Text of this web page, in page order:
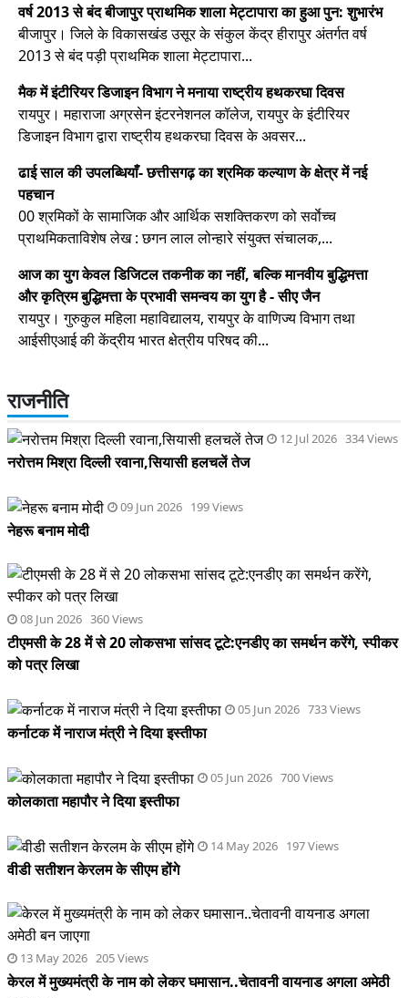
वर्ष 2013 से बंद बीजापुर प्राथमिक शाला मेट्टापारा का हुआ पुन: शुभारंभ
बीजापुर। जिले के विकासखंड उसूर के संकुल केंद्र हीरापुर अंतर्गत वर्ष
2013 से बंद पड़ी प्राथमिक शाला मेट्टापारा...
मैक में इंटीरियर डिजाइन विभाग ने मनाया राष्ट्रीय हथकरघा दिवस
रायपुर। महाराजा अग्रसेन इंटरनेशनल कॉलेज, रायपुर के इंटीरियर
डिजाइन विभाग द्वारा राष्ट्रीय हथकरघा दिवस के अवसर...
ढाई साल की उपलब्धियाँ- छत्तीसगढ़ का श्रमिक कल्याण के क्षेत्र में नई
पहचान
00 श्रमिकों के सामाजिक और आर्थिक सशक्तिकरण को सर्वाेच्च
प्राथमिकताविशेष लेख : छगन लाल लोन्हारे संयुक्त संचालक,...
आज का युग केवल डिजिटल तकनीक का नहीं, बल्कि मानवीय बुद्धिमत्ता
और कृत्रिम बुद्धिमत्ता के प्रभावी समन्वय का युग है - सीए जैन
रायपुर। गुरुकुल महिला महाविद्यालय, रायपुर के वाणिज्य विभाग तथा
आईसीएआई की केंद्रीय भारत क्षेत्रीय परिषद की...
राजनीति
12 Jul 2026 334 Views
नरोत्तम मिश्रा दिल्ली रवाना,सियासी हलचलें तेज
09 Jun 2026 199 Views
नेहरू बनाम मोदी
08 Jun 2026 360 Views
टीएमसी के 28 में से 20 लोकसभा सांसद टूटे:एनडीए का समर्थन करेंगे, स्पीकर
को पत्र लिखा
05 Jun 2026 733 Views
कर्नाटक में नाराज मंत्री ने दिया इस्तीफा
05 Jun 2026 700 Views
कोलकाता महापौर ने दिया इस्तीफा
14 May 2026 197 Views
वीडी सतीशन केरलम के सीएम होंगे
13 May 2026 205 Views
केरल में मुख्यमंत्री के नाम को लेकर घमासान..चेतावनी वायनाड अगला अमेठी